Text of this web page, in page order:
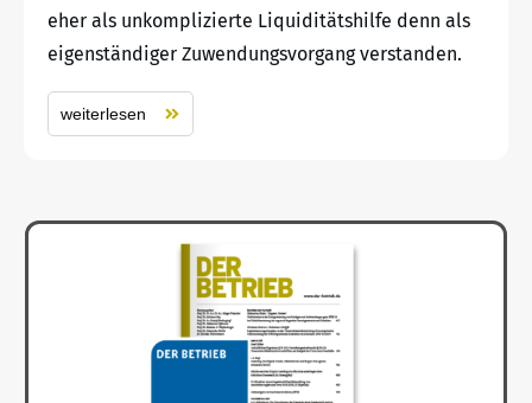
eher als unkomplizierte Liquiditätshilfe denn als
eigenständiger Zuwendungsvorgang verstanden.
weiterlesen